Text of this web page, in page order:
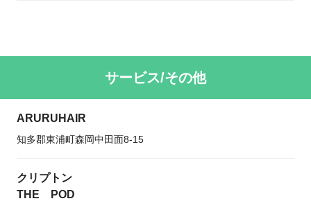
サービス/その他
ARURUHAIR
知多郡東浦町森岡中田面8-15
クリプトン
THE POD